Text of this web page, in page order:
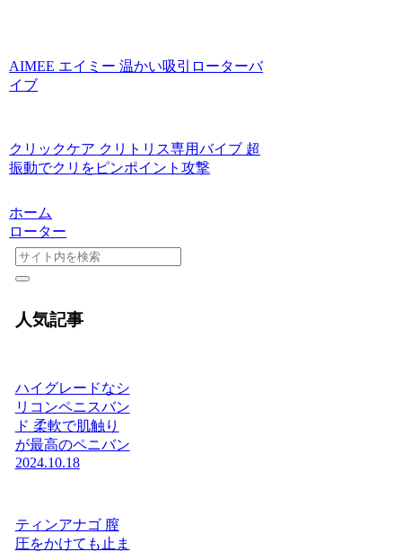
AIMEE エイミー 温かい吸引ローターバ
イブ
クリックケア クリトリス専用バイブ 超
振動でクリをピンポイント攻撃
ホーム
ローター
人気記事
ハイグレードなシ
リコンペニスバン
ド 柔軟で肌触り
が最高のペニバン
2024.10.18
ティンアナゴ 膣
圧をかけても止ま